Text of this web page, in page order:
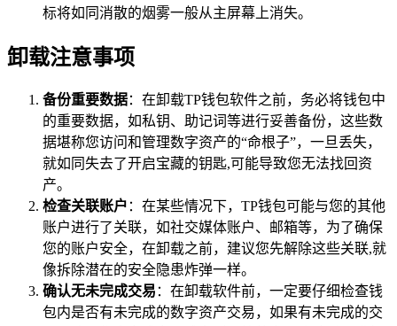
标将如同消散的烟雾一般从主屏幕上消失。
卸载注意事项
备份重要数据：在卸载TP钱包软件之前，务必将钱包中
的重要数据，如私钥、助记词等进行妥善备份，这些数
据堪称您访问和管理数字资产的“命根子”，一旦丢失，
就如同失去了开启宝藏的钥匙,可能导致您无法找回资
产。
检查关联账户 ：在某些情况下，TP钱包可能与您的其他
账户进行了关联，如社交媒体账户、邮箱等，为了确保
您的账户安全，在卸载之前，建议您先解除这些关联,就
像拆除潜在的安全隐患炸弹一样。
确认无未完成交易 ：在卸载软件前，一定要仔细检查钱
包内是否有未完成的数字资产交易，如果有未完成的交